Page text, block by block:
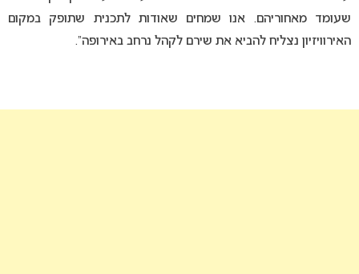
שעומד מאחוריהם. אנו שמחים שאודות לתכנית שתופק במקום
האירוויזיון נצליח להביא את שירם לקהל נרחב באירופה”.